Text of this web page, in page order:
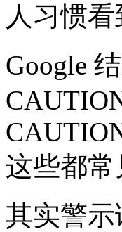
人习惯
Google
这些都常
其实警